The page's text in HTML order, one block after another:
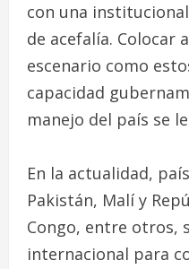
con una
de acefalía. Colocar
escenario como
capacidad
manejo del país se
En la actualidad,
Pakistán, Malí y
Congo, entre otros,
internacional para